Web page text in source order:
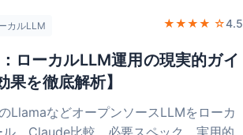
カルLLM ★★★★ ☆4.5
ローカルLLM運用の現実的ガイ
果を徹底解析】
LlamaなどオープンソースLLMをローカ
ル。Claude比較、必要スペック、実用的